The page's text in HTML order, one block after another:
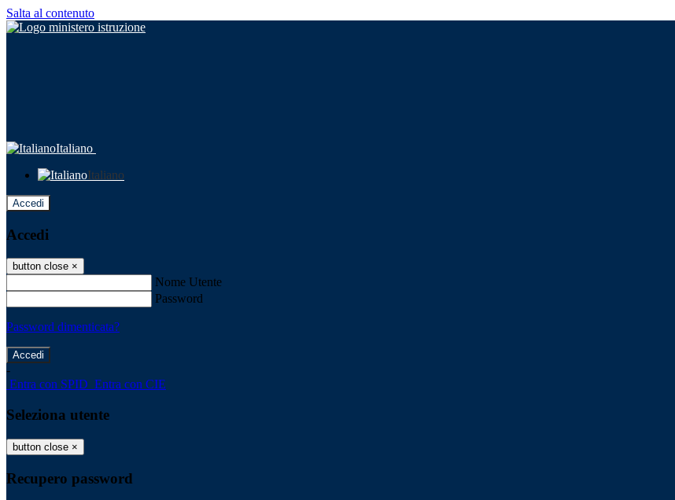
Salta al contenuto
Italiano
Italiano
Accedi
Accedi
button close ×
Nome Utente
Password
Password dimenticata?
-
Entra con SPID Entra con CIE
Seleziona utente
button close ×
Recupero password